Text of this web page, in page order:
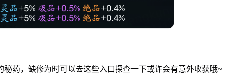
秘药，缺修为时可以去这些入口探查一下或许会有意外收获哦~